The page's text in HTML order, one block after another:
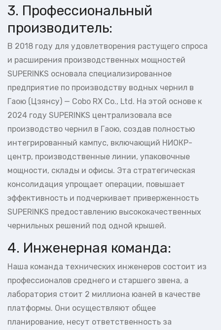
3. Профессиональный
производитель:
В 2018 году для удовлетворения растущего спроса
и расширения производственных мощностей
SUPERINKS основала специализированное
предприятие по производству водных чернил в
Гаою (Цзянсу) — Cobo RX Co., Ltd. На этой основе к
2024 году SUPERINKS централизовала все
производство чернил в Гаою, создав полностью
интегрированный кампус, включающий НИОКР-
центр, производственные линии, упаковочные
мощности, склады и офисы. Эта стратегическая
консолидация упрощает операции, повышает
эффективность и подчеркивает приверженность
SUPERINKS предоставлению высококачественных
чернильных решений под одной крышей.
4. Инженерная команда:
Наша команда технических инженеров состоит из
профессионалов среднего и старшего звена, а
лаборатория стоит 2 миллиона юаней в качестве
платформы. Они осуществляют общее
планирование, несут ответственность за